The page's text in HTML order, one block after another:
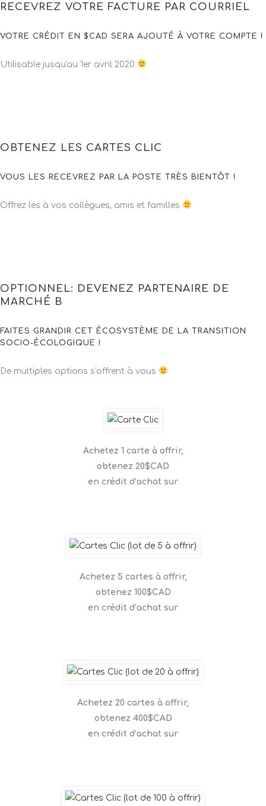
RECEVREZ VOTRE FACTURE PAR COURRIEL
VOTRE CRÉDIT EN $CAD SERA AJOUTÉ À VOTRE COMPTE !
Utilisable jusqu'au 1er avril 2020
OBTENEZ LES CARTES CLIC
VOUS LES RECEVREZ PAR LA POSTE TRÈS BIENTÔT !
Offrez les à vos collègues, amis et familles
OPTIONNEL: DEVENEZ PARTENAIRE DE
MARCHÉ B
FAITES GRANDIR CET ÉCOSYSTÈME DE LA TRANSITION
SOCIO-ÉCOLOGIQUE !
De multiples options s'offrent à vous
Achetez 1 carte à offrir,
obtenez 20$CAD
en crédit d’achat sur
Achetez 5 cartes à offrir,
obtenez 100$CAD
en crédit d’achat sur
Achetez 20 cartes à offrir,
obtenez 400$CAD
en crédit d’achat sur